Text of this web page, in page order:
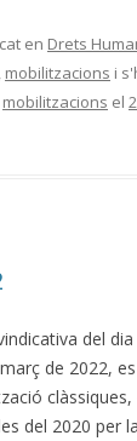
en Drets
mobilitzacions i
mobilitzacions el
del
de 2022,
clàssiques,
del 2020 per